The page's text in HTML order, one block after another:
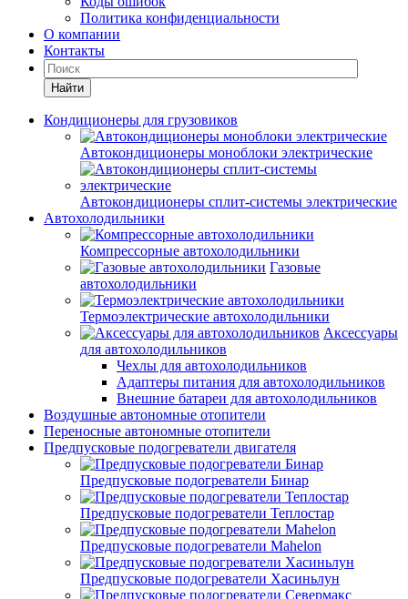
Политика конфиденциальности
О компании
Контакты
Найти
Кондиционеры для грузовиков
Автокондиционеры моноблоки электрические
Автокондиционеры сплит-системы электрические
Автохолодильники
Компрессорные автохолодильники
Газовые
автохолодильники
Термоэлектрические автохолодильники
Аксессуары
для автохолодильников
Чехлы для автохолодильников
Адаптеры питания для автохолодильников
Внешние батареи для автохолодильников
Воздушные автономные отопители
Переносные автономные отопители
Предпусковые подогреватели двигателя
Предпусковые подогреватели Бинар
Предпусковые подогреватели Теплостар
Предпусковые подогреватели Mahelon
Предпусковые подогреватели Хасиньлун